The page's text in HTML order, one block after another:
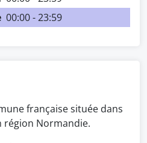
00:00 - 23:59
française située dans
région Normandie.